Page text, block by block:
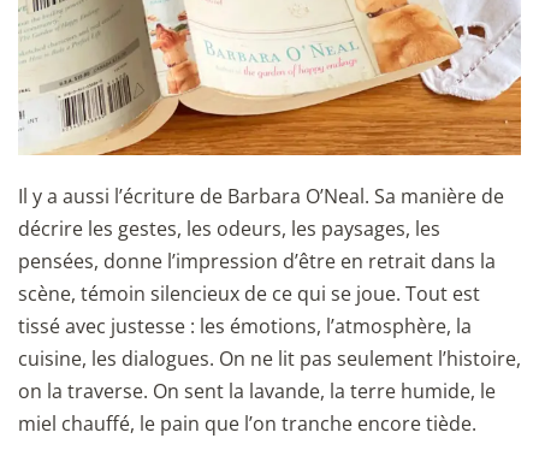
Il y a aussi l’écriture de Barbara O’Neal. Sa manière de
décrire les gestes, les odeurs, les paysages, les
pensées, donne l’impression d’être en retrait dans la
scène, témoin silencieux de ce qui se joue. Tout est
tissé avec justesse : les émotions, l’atmosphère, la
cuisine, les dialogues. On ne lit pas seulement l’histoire,
on la traverse. On sent la lavande, la terre humide, le
miel chauffé, le pain que l’on tranche encore tiède.